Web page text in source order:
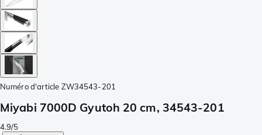
Numéro d'article ZW34543-201
Miyabi 7000D Gyutoh 20 cm, 34543-201
4.9/5